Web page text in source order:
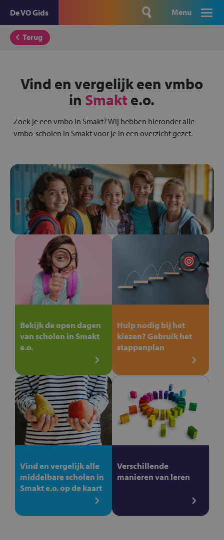
De VO Gids Menu
Terug
Vind en vergelijk een vmbo
in Smakt e.o.
Zoek je een vmbo in Smakt? Wij hebben hieronder alle
vmbo-scholen in Smakt voor je in een overzicht gezet.
Bekijk de open dagen
van scholen in Smakt
e.o.
Hulp nodig bij het
kiezen? Gebruik het
stappenplan
Vind en vergelijk alle
middelbare scholen in
Smakt e.o. op de kaart
Verschillende
manieren van leren